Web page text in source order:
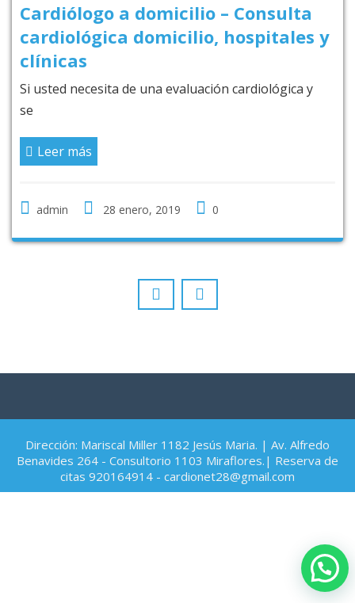
Cardiólogo a domicilio – Consulta
cardiológica domicilio, hospitales y
clínicas
Si usted necesita de una evaluación cardiológica y
se
Leer más
admin 28 enero, 2019 0
Dirección: Mariscal Miller 1182 Jesús Maria. | Av. Alfredo
Benavides 264 - Consultorio 1103 Miraflores.| Reserva de
citas 920164914 - cardionet28@gmail.com